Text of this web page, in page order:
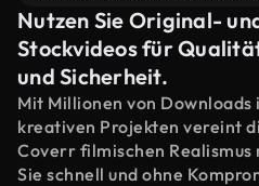
Nutzen Sie Original-
Stockvideos für
und Sicherheit.
Mit Millionen von
kreativen Projekten vereint
Coverr filmischen
Sie schnell und ohne